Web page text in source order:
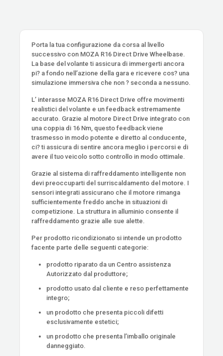
Porta la tua configurazione da corsa al livello
successivo con MOZA R16 Direct Drive Wheelbase.
La base del volante ti assicura di immergerti ancora
pi? a fondo nell’azione della gara e ricevere cos? una
simulazione immersiva che non ? seconda a nessuno.
L’ interasse MOZA R16 Direct Drive offre movimenti
realistici del volante e un feedback estremamente
accurato. Grazie al motore Direct Drive integrato con
una coppia di 16 Nm, questo feedback viene
trasmesso in modo potente e diretto al conducente,
ci? ti assicura di sentire ancora meglio i percorsi e di
avere il tuo veicolo sotto controllo in modo ottimale.
Grazie al sistema di raffreddamento intelligente non
devi preoccuparti del surriscaldamento del motore. I
sensori integrati assicurano che il motore rimanga
sufficientemente freddo anche in situazioni di
competizione. La struttura in alluminio consente il
raffreddamento grazie alle sue alette.
Per prodotto ricondizionato si intende un prodotto
facente parte delle seguenti categorie:
prodotto riparato da un Centro assistenza
Autorizzato dal produttore;
prodotto usato dal cliente e reso perfettamente
integro;
un prodotto che presenta piccoli difetti
esclusivamente estetici;
un prodotto che presenta l’imballo originale
danneggiato.